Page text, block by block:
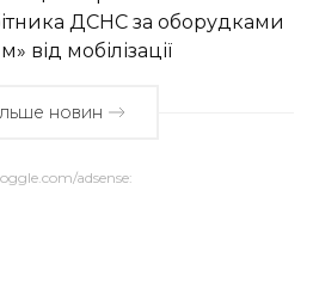
ДСНС за оборудками
від мобілізації
новин
adsense: